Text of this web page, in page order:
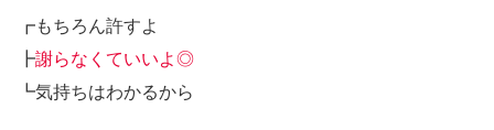
┏もちろん許すよ
┣謝らなくていいよ◎
┗気持ちはわかるから